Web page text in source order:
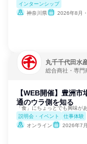
インターンシップ
神奈川県
2026年8月
丸千千代田水
総合商社・専門
【WEB開催】豊洲
通のウラ側を知る
「食」にちょっとでも興味が
説明会・イベント
仕事体験
オンライン
2026年7月